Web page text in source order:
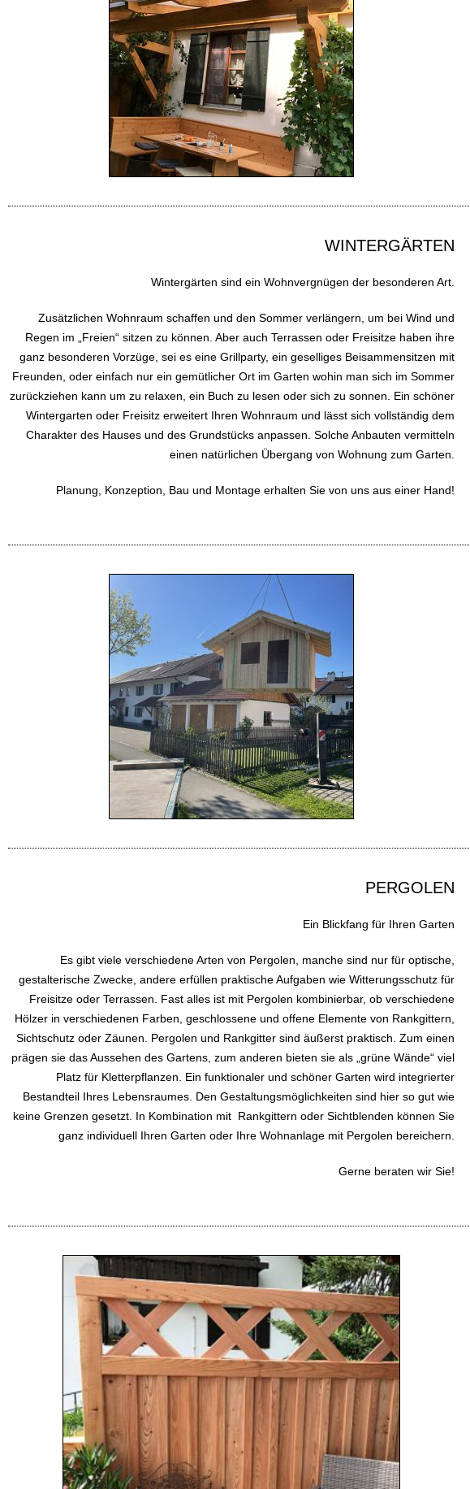
WINTERGÄRTEN
Wintergärten sind ein Wohnvergnügen der besonderen Art.
Zusätzlichen Wohnraum schaffen und den Sommer verlängern, um bei Wind und
Regen im „Freien“ sitzen zu können. Aber auch Terrassen oder Freisitze haben ihre
ganz besonderen Vorzüge, sei es eine Grillparty, ein geselliges Beisammensitzen mit
Freunden, oder einfach nur ein gemütlicher Ort im Garten wohin man sich im Sommer
zurückziehen kann um zu relaxen, ein Buch zu lesen oder sich zu sonnen. Ein schöner
Wintergarten oder Freisitz erweitert Ihren Wohnraum und lässt sich vollständig dem
Charakter des Hauses und des Grundstücks anpassen. Solche Anbauten vermitteln
einen natürlichen Übergang von Wohnung zum Garten.
Planung, Konzeption, Bau und Montage erhalten Sie von uns aus einer Hand!
PERGOLEN
Ein Blickfang für Ihren Garten
Es gibt viele verschiedene Arten von Pergolen, manche sind nur für optische,
gestalterische Zwecke, andere erfüllen praktische Aufgaben wie Witterungsschutz für
Freisitze oder Terrassen. Fast alles ist mit Pergolen kombinierbar, ob verschiedene
Hölzer in verschiedenen Farben, geschlossene und offene Elemente von Rankgittern,
Sichtschutz oder Zäunen. Pergolen und Rankgitter sind äußerst praktisch. Zum einen
prägen sie das Aussehen des Gartens, zum anderen bieten sie als „grüne Wände“ viel
Platz für Kletterpflanzen. Ein funktionaler und schöner Garten wird integrierter
Bestandteil Ihres Lebensraumes. Den Gestaltungsmöglichkeiten sind hier so gut wie
keine Grenzen gesetzt. In Kombination mit Rankgittern oder Sichtblenden können Sie
ganz individuell Ihren Garten oder Ihre Wohnanlage mit Pergolen bereichern.
Gerne beraten wir Sie!